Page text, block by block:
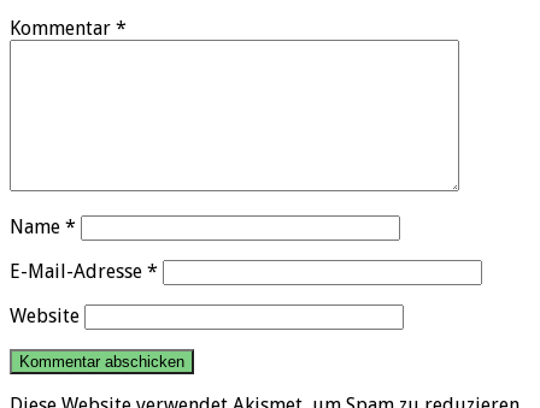
Kommentar *
Name *
E-Mail-Adresse *
Website